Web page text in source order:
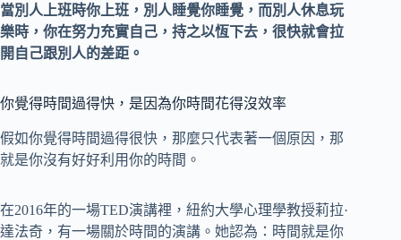
當別人上班時你上班，別人睡覺你睡覺，而別人休息玩
樂時，你在努力充實自己，持之以恆下去，很快就會拉
開自己跟別人的差距。
你覺得時間過得快，是因為你時間花得沒效率
假如你覺得時間過得很快，那麼只代表著一個原因，那
就是你沒有好好利用你的時間。
在2016年的一場TED演講裡，紐約大學心理學教授莉拉·
達法奇，有一場關於時間的演講。她認為：時間就是你